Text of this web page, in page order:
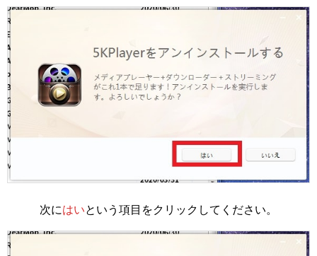
次にはいという項目をクリックしてください。